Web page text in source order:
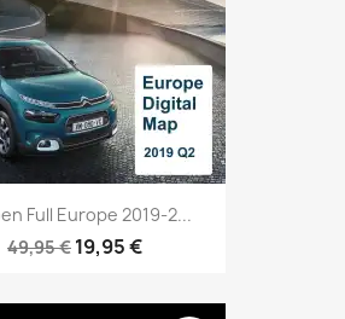
Full Europe 2019-2...
49,95 € 19,95 €